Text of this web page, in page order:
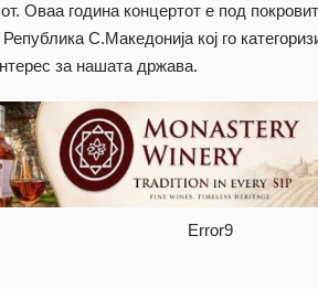
Оваа година концертот е под
С.Македонија кој го
за нашата држава.
Error9